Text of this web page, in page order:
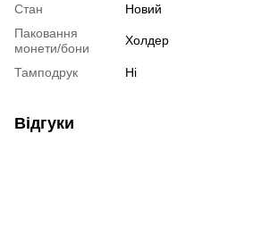
Стан
Новий
Паковання
монети/бони
Холдер
Тамподрук Ні
Відгуки